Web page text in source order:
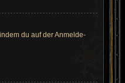
du auf der Anmelde-